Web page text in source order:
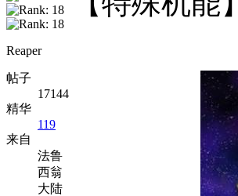
Reaper
帖子
17144
精华
119
来自
法鲁
西翁
大陆